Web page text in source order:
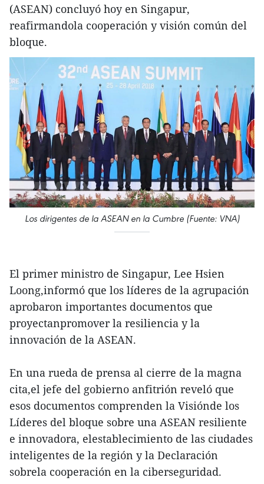
(ASEAN) concluyó hoy en Singapur,
reafirmandola cooperación y visión común del
bloque.
Los dirigentes de la ASEAN en la Cumbre (Fuente: VNA)
El primer ministro de Singapur, Lee Hsien
Loong,informó que los líderes de la agrupación
aprobaron importantes documentos que
proyectanpromover la resiliencia y la
innovación de la ASEAN.
En una rueda de prensa al cierre de la magna
cita,el jefe del gobierno anfitrión reveló que
esos documentos comprenden la Visiónde los
Líderes del bloque sobre una ASEAN resiliente
e innovadora, elestablecimiento de las ciudades
inteligentes de la región y la Declaración
sobrela cooperación en la ciberseguridad.